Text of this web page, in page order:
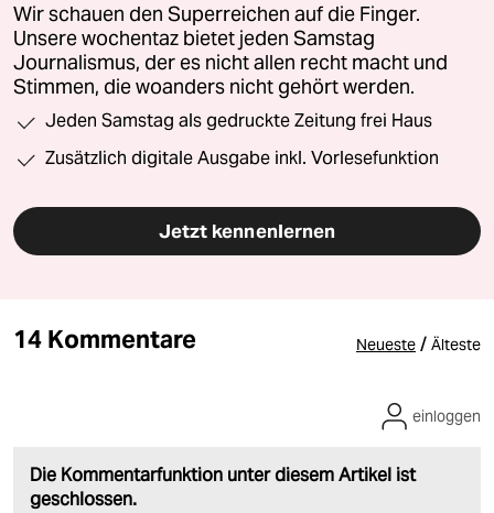
Wir schauen den Superreichen auf die Finger.
Unsere wochentaz bietet jeden Samstag
Journalismus, der es nicht allen recht macht und
Stimmen, die woanders nicht gehört werden.
Jeden Samstag als gedruckte Zeitung frei Haus
Zusätzlich digitale Ausgabe inkl. Vorlesefunktion
Jetzt kennenlernen
14 Kommentare Neueste / Älteste
Die Kommentarfunktion unter diesem Artikel ist
geschlossen.
einloggen